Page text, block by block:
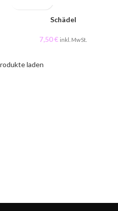
Schädel
7,50€ inkl. MwSt.
laden